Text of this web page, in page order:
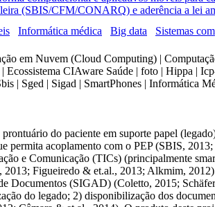
(SBIS/CFM/CONARQ) e aderência a lei
Informática médica Big data Sistemas
em Nuvem (Cloud Computing) |
Ecossistema CIAware Saúde | foto | Hippa |
| Sged | Sigad | SmartPhones | Informática
do paciente em suporte papel
acoplamento com o PEP (SBIS,
e Comunicação (TICs) (principalmente
Figueiredo & et.al., 2013; Alkmim,
Documentos (SIGAD) (Coletto, 2015;
do legado; 2) disponibilização dos